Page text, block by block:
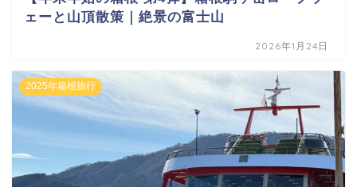
ェーと山頂散策｜絶景の富士山
2026年1月24日
2025年箱根旅行